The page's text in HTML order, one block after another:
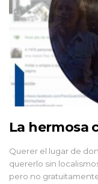
La hermosa
Querer el lugar de
quererlo sin
pero no